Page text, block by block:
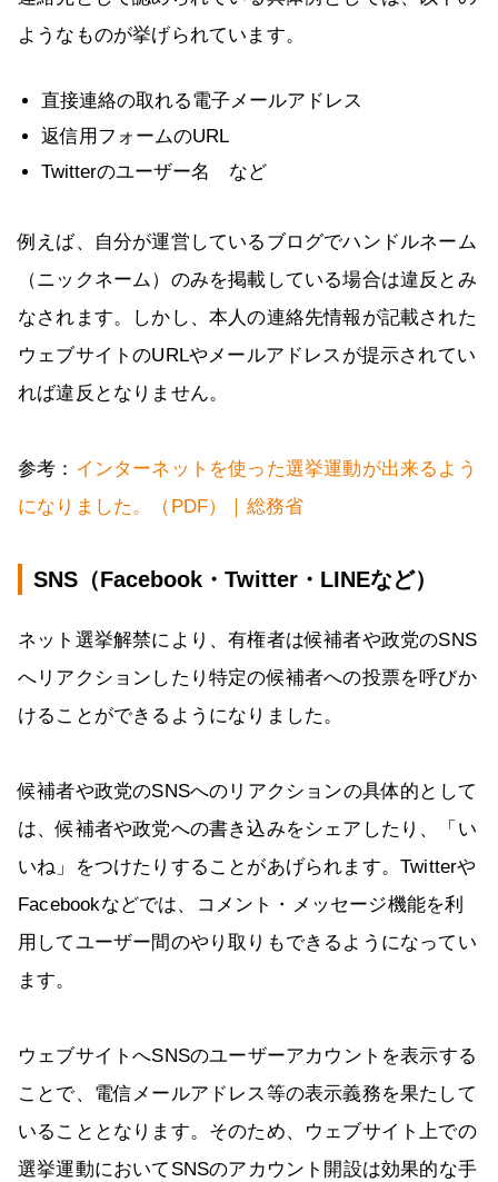
ようなものが挙げられています。
直接連絡の取れる電子メールアドレス
返信用フォームのURL
Twitterのユーザー名 など
例えば、自分が運営しているブログでハンドルネーム
（ニックネーム）のみを掲載している場合は違反とみ
なされます。しかし、本人の連絡先情報が記載された
ウェブサイトのURLやメールアドレスが提示されてい
れば違反となりません。
参考： インターネットを使った選挙運動が出来るよう
になりました。（PDF）｜総務省
SNS（Facebook・Twitter・LINEなど）
ネット選挙解禁により、有権者は候補者や政党のSNS
へリアクションしたり特定の候補者への投票を呼びか
けることができるようになりました。
候補者や政党のSNSへのリアクションの具体的として
は、候補者や政党への書き込みをシェアしたり、「い
いね」をつけたりすることがあげられます。Twitterや
Facebookなどでは、コメント・メッセージ機能を利
用してユーザー間のやり取りもできるようになってい
ます。
ウェブサイトへSNSのユーザーアカウントを表示する
ことで、電信メールアドレス等の表示義務を果たして
いることとなります。そのため、ウェブサイト上での
選挙運動においてSNSのアカウント開設は効果的な手